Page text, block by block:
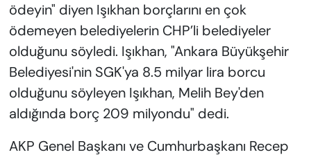
ödeyin" diyen Işıkhan borçlarını en çok
ödemeyen belediyelerin CHP’li belediyeler
olduğunu söyledi. Işıkhan, "Ankara Büyükşehir
Belediyesi'nin SGK'ya 8.5 milyar lira borcu
olduğunu söyleyen Işıkhan, Melih Bey'den
aldığında borç 209 milyondu" dedi.
AKP Genel Başkanı ve Cumhurbaşkanı Recep